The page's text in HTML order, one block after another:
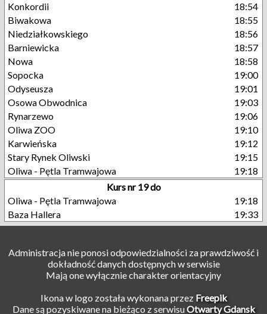
Konkordii
18:54
Biwakowa
18:55
Niedziałkowskiego
18:56
Barniewicka
18:57
Nowa
18:58
Sopocka
19:00
Odyseusza
19:01
Osowa Obwodnica
19:03
Rynarzewo
19:06
Oliwa ZOO
19:10
Karwieńska
19:12
Stary Rynek Oliwski
19:15
Oliwa - Pętla Tramwajowa
19:18
Kurs nr 19 do
Oliwa - Pętla Tramwajowa
19:18
Baza Hallera
19:33
Administracja nie ponosi odpowiedzialności za prawdziwość i
dokładność danych dostępnych w serwisie
Mają one wyłącznie charakter orientacyjny
Ikona w logo została wykonana przez Freepik
Dane są pozyskiwane na bieżąco z serwisuOtwarty Gdansk